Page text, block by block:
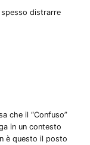
distrarre
che il “Confuso”
in un contesto
è questo il posto